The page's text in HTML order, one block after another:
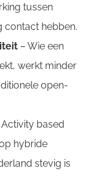
tussen
contact hebben.
– Wie een
werkt minder
open-
based
hybride
stevig is